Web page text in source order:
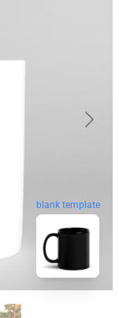
blank template